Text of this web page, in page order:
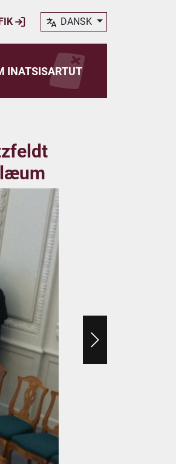
DANSK
INATSISARTUT